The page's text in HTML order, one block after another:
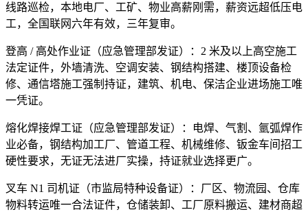
线路巡检，本地电厂、工矿、物业高薪刚需，薪资远超低压电
工，全国联网六年有效，三年复审。
登高 / 高处作业证（应急管理部发证）：2 米及以上高空施工
法定证件，外墙清洗、空调安装、钢结构搭建、楼顶设备检
修、通信塔施工强制持证，建筑、机电、保洁企业进场施工唯
一凭证。
熔化焊接焊工证（应急管理部发证）：电焊、气割、氩弧焊作
业必备，钢结构加工厂、管道工程、机械维修、钣金车间招工
硬性要求，无证无法进厂实操，持证就业选择更广。
叉车 N1 司机证（市监局特种设备证）：厂区、物流园、仓库
物料转运唯一合法证件，仓储装卸、工厂原料搬运、建材商超